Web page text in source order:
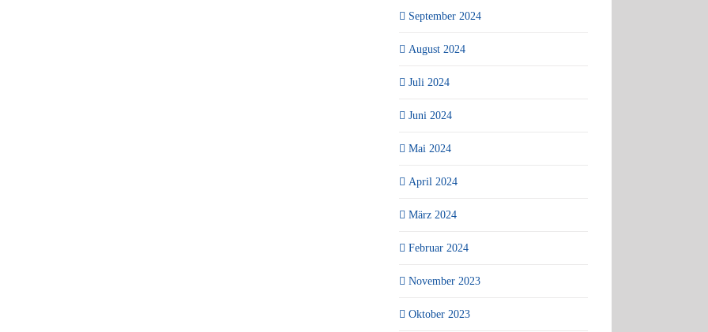
September 2024
August 2024
Juli 2024
Juni 2024
Mai 2024
April 2024
März 2024
Februar 2024
November 2023
Oktober 2023